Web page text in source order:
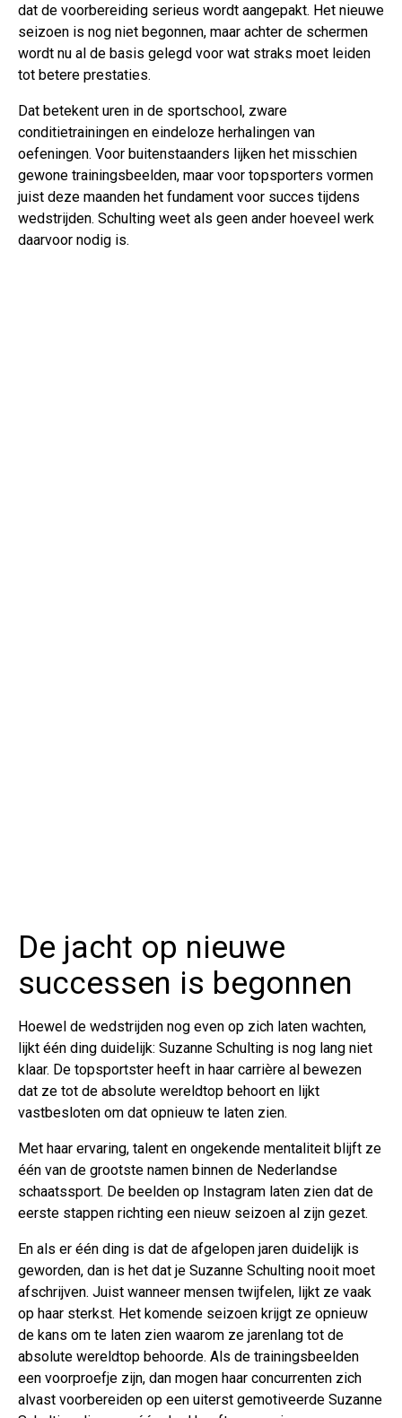
dat de voorbereiding serieus wordt aangepakt. Het nieuwe
seizoen is nog niet begonnen, maar achter de schermen
wordt nu al de basis gelegd voor wat straks moet leiden
tot betere prestaties.
Dat betekent uren in de sportschool, zware
conditietrainingen en eindeloze herhalingen van
oefeningen. Voor buitenstaanders lijken het misschien
gewone trainingsbeelden, maar voor topsporters vormen
juist deze maanden het fundament voor succes tijdens
wedstrijden. Schulting weet als geen ander hoeveel werk
daarvoor nodig is.
De jacht op nieuwe
successen is begonnen
Hoewel de wedstrijden nog even op zich laten wachten,
lijkt één ding duidelijk: Suzanne Schulting is nog lang niet
klaar. De topsportster heeft in haar carrière al bewezen
dat ze tot de absolute wereldtop behoort en lijkt
vastbesloten om dat opnieuw te laten zien.
Met haar ervaring, talent en ongekende mentaliteit blijft ze
één van de grootste namen binnen de Nederlandse
schaatssport. De beelden op Instagram laten zien dat de
eerste stappen richting een nieuw seizoen al zijn gezet.
En als er één ding is dat de afgelopen jaren duidelijk is
geworden, dan is het dat je Suzanne Schulting nooit moet
afschrijven. Juist wanneer mensen twijfelen, lijkt ze vaak
op haar sterkst. Het komende seizoen krijgt ze opnieuw
de kans om te laten zien waarom ze jarenlang tot de
absolute wereldtop behoorde. Als de trainingsbeelden
een voorproefje zijn, dan mogen haar concurrenten zich
alvast voorbereiden op een uiterst gemotiveerde Suzanne